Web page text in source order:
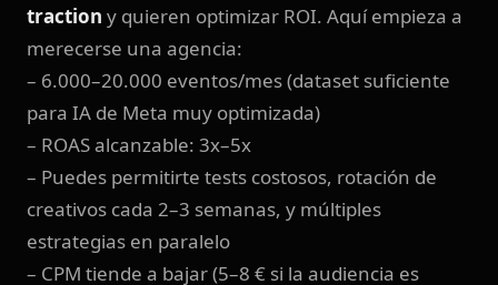
traction y quieren optimizar ROI. Aquí empieza a
merecerse una agencia:
– 6.000–20.000 eventos/mes (dataset suficiente
para IA de Meta muy optimizada)
– ROAS alcanzable: 3x–5x
– Puedes permitirte tests costosos, rotación de
creativos cada 2–3 semanas, y múltiples
estrategias en paralelo
– CPM tiende a bajar (5–8 € si la audiencia es